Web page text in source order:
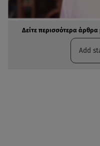
Δείτε περισσότερα
Add